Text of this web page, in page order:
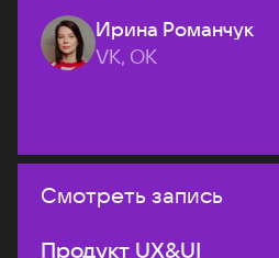
Ирина Романчук
VK, ОК
Смотреть запись
Продукт UX&UI